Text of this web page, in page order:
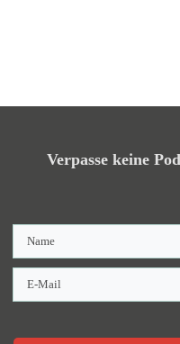
Verpasse keine